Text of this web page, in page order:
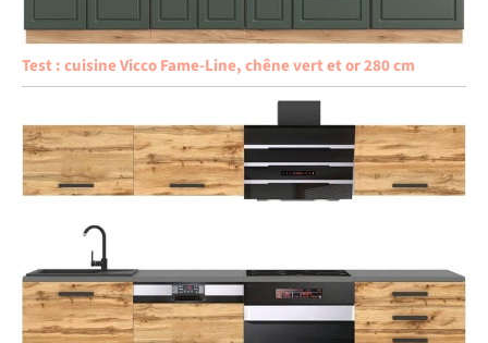
Test : cuisine Vicco Fame-Line, chêne vert et or 280 cm